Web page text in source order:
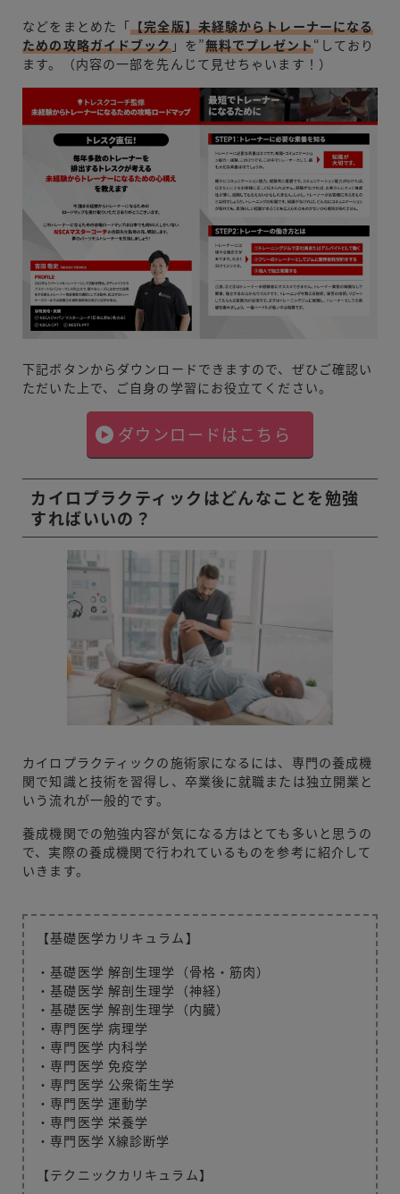
などをまとめた「【完全版】未経験からトレーナーになる
ための攻略ガイドブック」を”無料でプレゼント“しており
ます。（内容の一部を先んじて見せちゃいます！）
下記ボタンからダウンロードできますので、ぜひご確認い
ただいた上で、ご自身の学習にお役立てください。
ダウンロードはこちら
カイロプラクティックはどんなことを勉強
すればいいの？
カイロプラクティックの施術家になるには、専門の養成機
関で知識と技術を習得し、卒業後に就職または独立開業と
いう流れが一般的です。
養成機関での勉強内容が気になる方はとても多いと思うの
で、実際の養成機関で行われているものを参考に紹介して
いきます。
【基礎医学カリキュラム】
・基礎医学 解剖生理学（骨格・筋肉）
・基礎医学 解剖生理学（神経）
・基礎医学 解剖生理学（内臓）
・専門医学 病理学
・専門医学 内科学
・専門医学 免疫学
・専門医学 公衆衛生学
・専門医学 運動学
・専門医学 栄養学
・専門医学 X線診断学
【テクニックカリキュラム】